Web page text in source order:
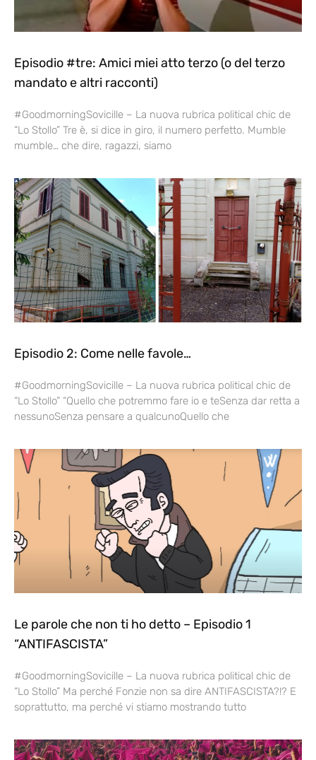
Episodio #tre: Amici miei atto terzo (o del terzo
mandato e altri racconti)
#GoodmorningSovicille – La nuova rubrica political chic de
“Lo Stollo” Tre è, si dice in giro, il numero perfetto. Mumble
mumble… che dire, ragazzi, siamo
Episodio 2: Come nelle favole…
#GoodmorningSovicille – La nuova rubrica political chic de
“Lo Stollo” “Quello che potremmo fare io e teSenza dar retta a
nessunoSenza pensare a qualcunoQuello che
Le parole che non ti ho detto – Episodio 1
“ANTIFASCISTA”
#GoodmorningSovicille – La nuova rubrica political chic de
“Lo Stollo” Ma perché Fonzie non sa dire ANTIFASCISTA?!? E
soprattutto, ma perché vi stiamo mostrando tutto